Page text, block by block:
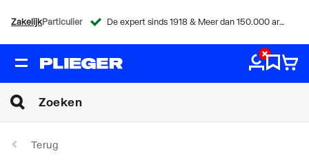
ZakelijkParticulier De expert sinds 1918 & Meer dan 150.000 artikelen
Terug